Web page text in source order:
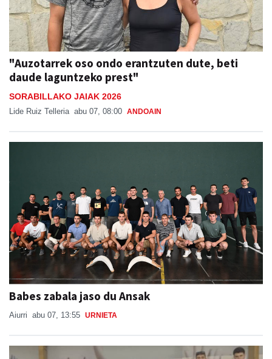
"Auzotarrek oso ondo erantzuten dute, beti
daude laguntzeko prest"
SORABILLAKO JAIAK 2026
Lide Ruiz Telleria abu 07, 08:00 ANDOAIN
Babes zabala jaso du Ansak
Aiurri abu 07, 13:55 URNIETA